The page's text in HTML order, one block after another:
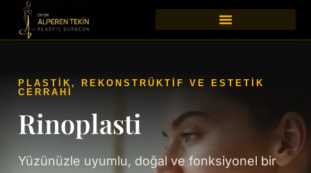
PLASTİK, REKONSTRÜKTİF VE ESTETİK
CERRAHİ
Rinoplasti
Yüzünüzle uyumlu, doğal ve fonksiyonel bir